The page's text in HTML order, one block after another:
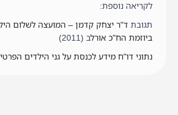
לקריאה נוספת:
תגובת ד"ר יצחק קדמן – המועצה לשלום
ביוזמת הח"כ אורלב (2011)
נתוני דו"ח מידע לכנסת על גני הילדים הפרטיים